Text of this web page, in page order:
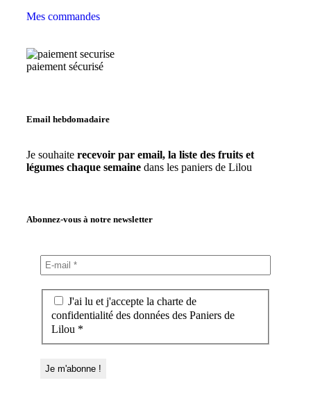
Mes commandes
paiement sécurisé
Email hebdomadaire
Je souhaite recevoir par email, la liste des fruits et
légumes chaque semaine dans les paniers de Lilou
Abonnez-vous à notre newsletter
J'ai lu et j'accepte la charte de
confidentialité des données des Paniers de
Lilou *